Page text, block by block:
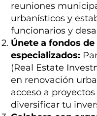
reuniones
urbanísticos y
funcionarios y
Únete a fondos
especializados:
(Real Estate
en renovación
acceso a
diversificar tu